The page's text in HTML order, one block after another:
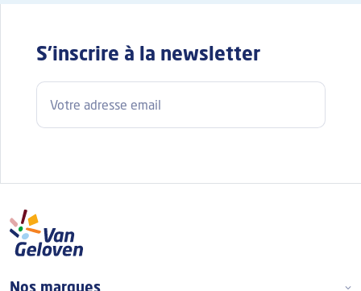
S'inscrire à la newsletter
Adresse e-mail
Footer Top Frans